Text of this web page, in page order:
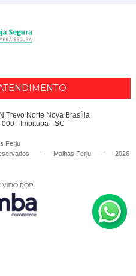
Trevo Norte Nova Brasília
- Imbituba - SC
Ferju
- Malhas Ferju - 2026